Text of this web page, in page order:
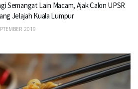
Semangat Lain Macam, Ajak Calon UPSR
Jelajah Kuala Lumpur
2019